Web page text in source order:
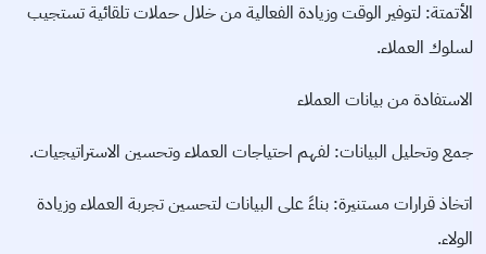
الأتمتة: لتوفير الوقت وزيادة الفعالية من خلال حملات تلقائية تستجيب
لسلوك العملاء.
الاستفادة من بيانات العملاء
جمع وتحليل البيانات: لفهم احتياجات العملاء وتحسين الاستراتيجيات.
اتخاذ قرارات مستنيرة: بناءً على البيانات لتحسين تجربة العملاء وزيادة
الولاء.